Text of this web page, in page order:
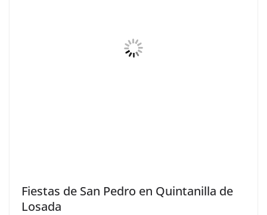
Fiestas de San Pedro en Quintanilla de
Losada